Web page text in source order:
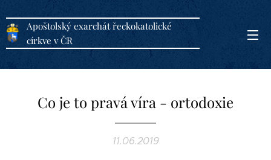
Apoštolský exarchát řeckokatolické
církve v ČR
Co je to pravá víra - ortodoxie
11.06.2019